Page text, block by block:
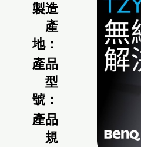
製造
產
地：
產品
型
號：
產品
規